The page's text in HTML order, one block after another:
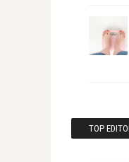
TOP